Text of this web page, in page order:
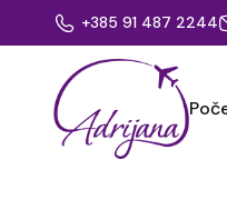
+385 91 487 2244